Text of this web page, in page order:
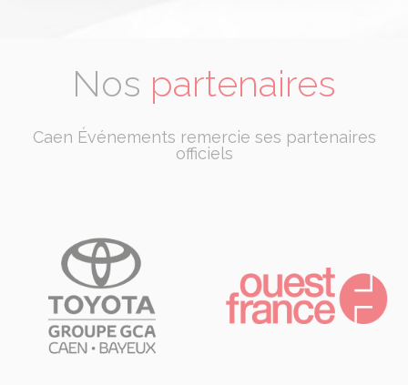
Nos partenaires
Caen Événements remercie ses partenaires
officiels